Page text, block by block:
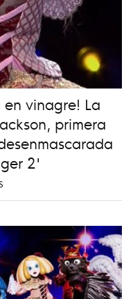
en vinagre! La
primera
2'